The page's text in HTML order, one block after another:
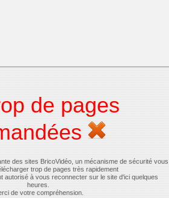
de pages
des sites BricoVidéo, un mécanisme de sécurité vous
trop de pages très rapidement
autorisé à vous reconnecter sur le site d'ici quelques
heures.
de votre compréhension.